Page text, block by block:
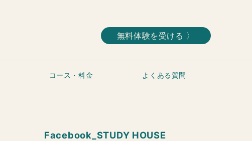
無料体験を受ける 〉
コース・料金 よくある質問
Facebook_STUDY HOUSE